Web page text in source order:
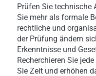
Prüfen Sie technische
Sie mehr als formale
rechtliche und
der Prüfung ändern
Erkenntnisse und
Recherchieren Sie
Sie Zeit und erhöhen